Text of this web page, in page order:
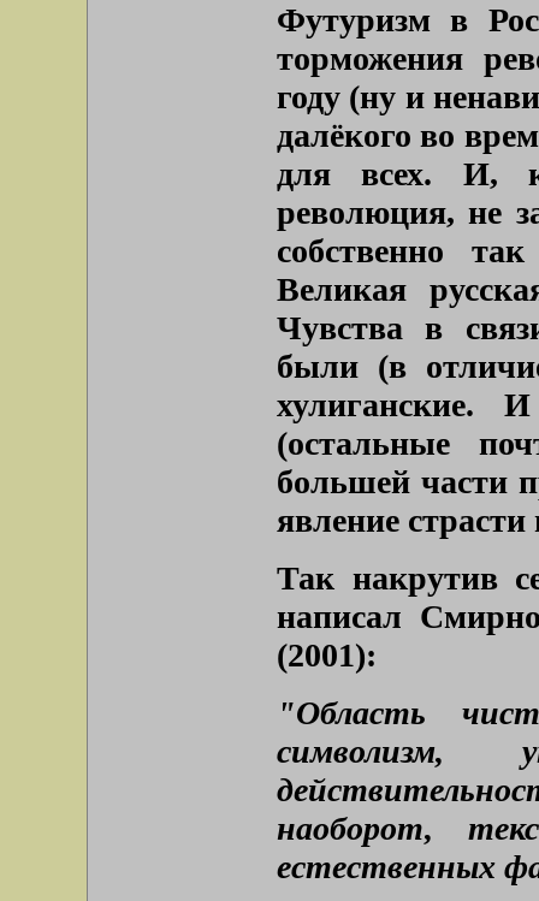
Футуризм в
торможения
году (ну и
далёкого во
для всех. И,
революция, не
собственно
Великая
Чувства в
были (в
хулиганские.
(остальные
большей части
явление
Так накрутив
написал
(2001):
"Область
символизм,
наоборот,
естественных